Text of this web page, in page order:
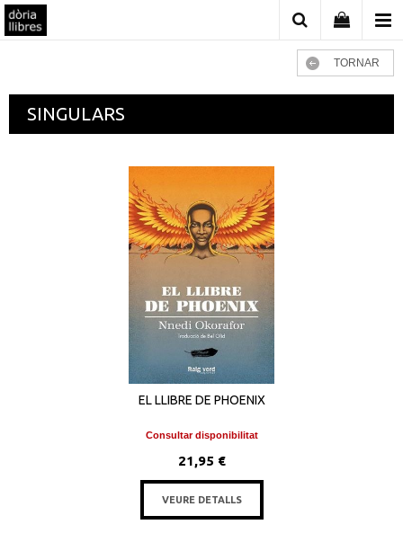
TORNAR
SINGULARS
EL LLIBRE DE PHOENIX
Consultar disponibilitat
21,95 €
VEURE DETALLS